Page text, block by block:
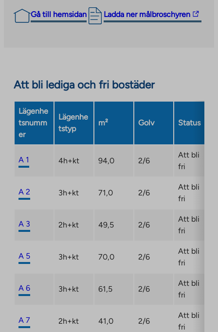
Gå till hemsidan Ladda ner målbroschyren
The
external
opens
a
tab
Att bli lediga och fri bostäder
Lägenhe
tsnumm
er
Lägenhe
tstyp
m² Golv Status
A 1 4h+kt 94,0 2/6
Att bli
fri
A 2 3h+kt 71,0 2/6
Att bli
fri
A 3 2h+kt 49,5 2/6
Att bli
fri
A 5 3h+kt 70,0 2/6
Att bli
fri
A 6 3h+kt 61,5 2/6
Att bli
fri
A 7 2h+kt 41,0 2/6
Att bli
fri